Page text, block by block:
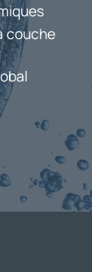
couche